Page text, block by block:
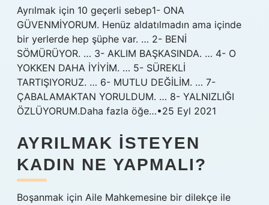
Ayrılmak için 10 geçerli sebep1- ONA
GÜVENMİYORUM. Henüz aldatılmadın ama içinde
bir yerlerde hep şüphe var. … 2- BENİ
SÖMÜRÜYOR. … 3- AKLIM BAŞKASINDA. … 4- O
YOKKEN DAHA İYİYİM. … 5- SÜREKLİ
TARTIŞIYORUZ. … 6- MUTLU DEĞİLİM. … 7-
ÇABALAMAKTAN YORULDUM. … 8- YALNIZLIĞI
ÖZLÜYORUM.Daha fazla öğe…•25 Eyl 2021
AYRILMAK ISTEYEN
KADIN NE YAPMALI?
Boşanmak için Aile Mahkemesine bir dilekçe ile